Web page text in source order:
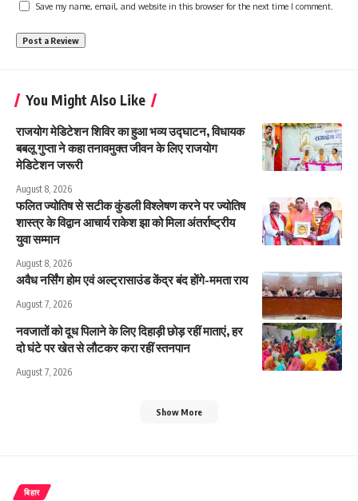
Save my name, email, and website in this browser for the next time I comment.
You Might Also Like
राजयोग मेडिटेशन शिविर का हुआ भव्य उद्घाटन, विधायक
बबलू गुप्ता ने कहा तनावमुक्त जीवन के लिए राजयोग
मेडिटेशन जरूरी
August 8, 2026
फलित ज्योतिष से सटीक कुंडली विश्लेषण करने पर ज्योतिष
शास्त्र के विद्वान आचार्य राकेश झा को मिला अंतर्राष्ट्रीय
युवा सम्मान
August 8, 2026
अवैध नर्सिंग होम एवं अल्ट्रासाउंड केंद्र बंद होंगे-ममता राय
August 7, 2026
नवजातों को दूध पिलाने के लिए दिहाड़ी छोड़ रहीं माताएं, हर
दो घंटे पर खेत से लौटकर करा रहीं स्तनपान
August 7, 2026
Show More
बिहार